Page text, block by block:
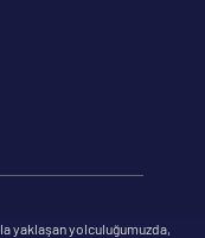
yaklaşan yolculuğumuzda,